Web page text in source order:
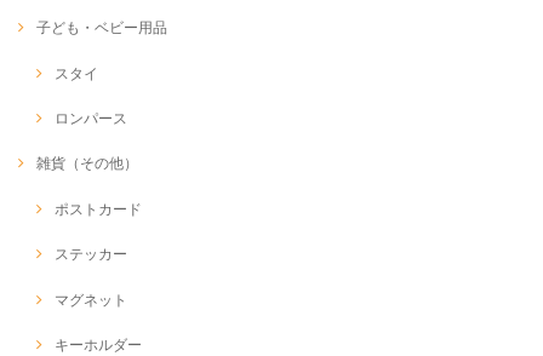
子ども・ベビー用品
スタイ
ロンパース
雑貨（その他）
ポストカード
ステッカー
マグネット
キーホルダー